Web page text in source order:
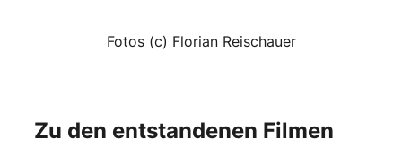
Fotos (c) Florian Reischauer
Zu den entstandenen Filmen